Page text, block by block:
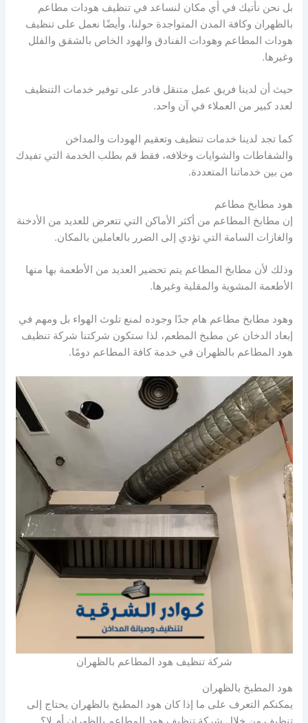
بل نحن نأتيك في أي مكان لنساعد في تنظيف هودات مطاعم
بالظهران وكافة المدن المتواجدة حولنا، وأيضًا نعمل على تنظيف
هودات المطاعم وهودات الفنادق والهود الخاص بالشقق والفلل
وغيرها.
حيث أن لدينا فريق عمل متنقل قادر على توفير خدمات التنظيف
لعدد كبير من العملاء في آن واحد.
كما تجد لدينا خدمات تنظيف وتعقيم الهودات والمداخن
والشفاطات والشوايات وخلافه، فقط قم بطلب الخدمة التي تفيدك
من بين خدماتنا المتعددة.
هود مطابخ مطاعم
إن مطابخ المطاعم من أكثر الأماكن التي تتعرض للعديد من الأدخنة
والغازات السامة التي تؤدي إلى الضرر بالعاملين بالمكان.
وذلك لأن مطابخ المطاعم يتم تحضير العديد من الأطعمة بها منها
الأطعمة المشوية والمقلية وغيرها.
وهود مطابخ مطاعم هام جدًا وجوده لمنع تلوث الهواء بل ومهم في
إبعاد الدخان عن مطبخ المطعم، لذا ستكون شركتنا شركة تنظيف
هود المطاعم بالظهران في خدمة كافة المطاعم دومًا.
شركة تنظيف هود المطاعم بالظهران
هود المطبخ بالظهران
يمكنكم التعرف على ما إذا كان هود المطبخ بالظهران يحتاج إلى